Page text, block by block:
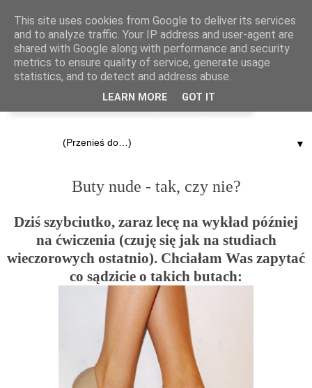
▼
Buty nude - tak, czy nie?
Dziś szybciutko, zaraz lecę na wykład później
na ćwiczenia (czuję się jak na studiach
wieczorowych ostatnio). Chciałam Was zapytać
co sądzicie o takich butach:
This site uses cookies from Google to deliver its services
and to analyze traffic. Your IP address and user-agent are
shared with Google along with performance and security
metrics to ensure quality of service, generate usage
statistics, and to detect and address abuse.
LEARN MORE GOT IT